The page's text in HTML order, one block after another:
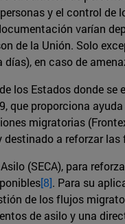
y el control de
varían
de la Unión. Solo
en caso de
los Estados donde
que proporciona
migratorias
a reforzar
(SECA), para
[8]. Para su
de los flujos
de asilo y una